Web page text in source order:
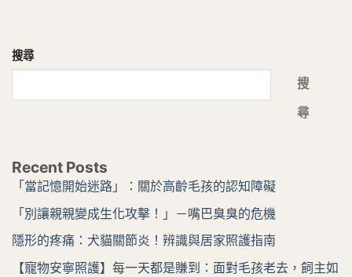
搜尋
搜
尋
Recent Posts
「當記憶開始迷路」：關於高齡毛孩的認知障礙
「別讓親親變成生化攻擊！」－嘴巴臭臭的危機
隱形的疼痛：犬貓關節炎！辨識與居家照護指南
【寵物安寧照護】每一天都是賺到：面對毛孩老去，飼主如